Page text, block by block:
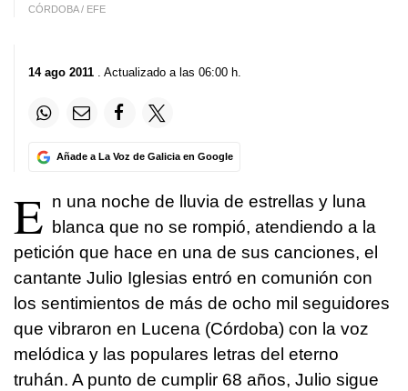
CÓRDOBA / EFE
14 ago 2011 . Actualizado a las 06:00 h.
Añade a La Voz de Galicia en Google
E n una noche de lluvia de estrellas y luna
blanca que no se rompió, atendiendo a la
petición que hace en una de sus canciones, el
cantante Julio Iglesias entró en comunión con
los sentimientos de más de ocho mil seguidores
que vibraron en Lucena (Córdoba) con la voz
melódica y las populares letras del eterno
truhán. A punto de cumplir 68 años, Julio sigue